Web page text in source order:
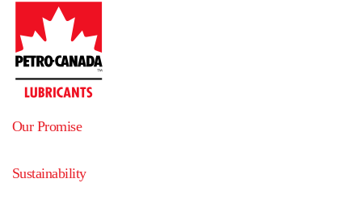
Our Promise
Sustainability